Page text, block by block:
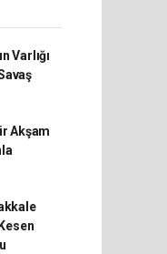
Varlığı
Akşam